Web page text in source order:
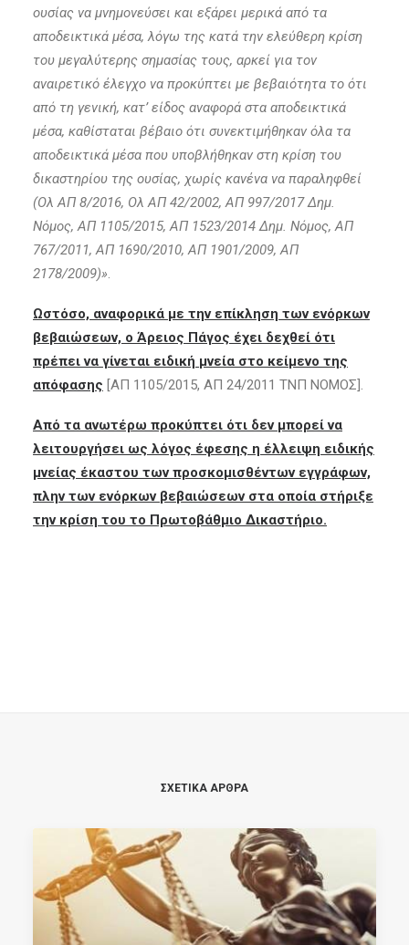
ουσίας να μνημονεύσει και εξάρει μερικά από τα
αποδεικτικά μέσα, λόγω της κατά την ελεύθερη κρίση
του μεγαλύτερης σημασίας τους, αρκεί για τον
αναιρετικό έλεγχο να προκύπτει με βεβαιότητα το ότι
από τη γενική, κατ’ είδος αναφορά στα αποδεικτικά
μέσα, καθίσταται βέβαιο ότι συνεκτιμήθηκαν όλα τα
αποδεικτικά μέσα που υποβλήθηκαν στη κρίση του
δικαστηρίου της ουσίας, χωρίς κανένα να παραληφθεί
(Ολ ΑΠ 8/2016, Ολ ΑΠ 42/2002, ΑΠ 997/2017 Δημ.
Νόμος, ΑΠ 1105/2015, ΑΠ 1523/2014 Δημ. Νόμος, ΑΠ
767/2011, ΑΠ 1690/2010, ΑΠ 1901/2009, ΑΠ
2178/2009)».
Ωστόσο, αναφορικά με την επίκληση των ενόρκων
βεβαιώσεων, ο Άρειος Πάγος έχει δεχθεί ότι
πρέπει να γίνεται ειδική μνεία στο κείμενο της
απόφασης [ΑΠ 1105/2015, ΑΠ 24/2011 ΤΝΠ ΝΟΜΟΣ].
Από τα ανωτέρω προκύπτει ότι δεν μπορεί να
λειτουργήσει ως λόγος έφεσης η έλλειψη ειδικής
μνείας έκαστου των προσκομισθέντων εγγράφων,
πλην των ενόρκων βεβαιώσεων στα οποία στήριξε
την κρίση του το Πρωτοβάθμιο Δικαστήριο.
ΣΧΕΤΙΚΑ ΑΡΘΡΑ